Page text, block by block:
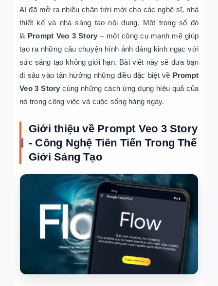
AI đã mở ra nhiều chân trời mới cho các nghệ sĩ, nhà
thiết kế và nhà sáng tạo nội dung. Một trong số đó
là Prompt Veo 3 Story – một công cụ mạnh mẽ giúp
tạo ra những câu chuyện hình ảnh đáng kinh ngạc với
sức sáng tạo không giới hạn. Bài viết này sẽ đưa bạn
đi sâu vào tận hưởng những điều đặc biệt về Prompt
Veo 3 Story cùng những cách ứng dụng hiệu quả của
nó trong công việc và cuộc sống hàng ngày.
Giới thiệu về Prompt Veo 3 Story
- Công Nghệ Tiên Tiến Trong Thế
Giới Sáng Tạo